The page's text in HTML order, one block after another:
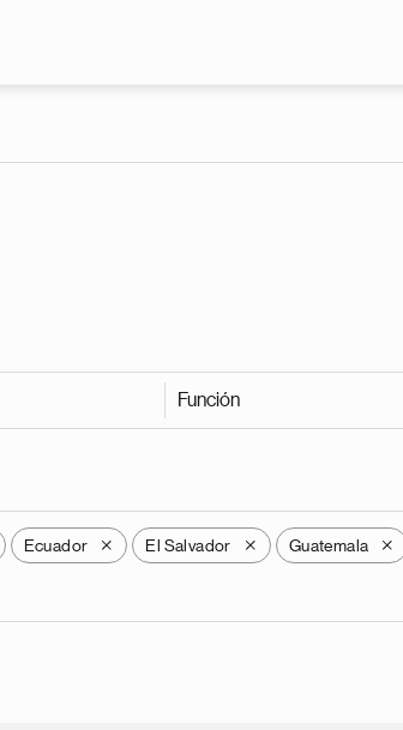
Función
Ecuador X El Salvador X Guatemala X